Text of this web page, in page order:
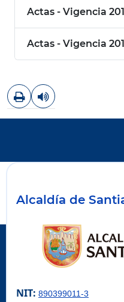
Actas - Vigencia
Actas - Vigencia
ImprimirLeer contenido
Alcaldía de
NIT: 890399011-3